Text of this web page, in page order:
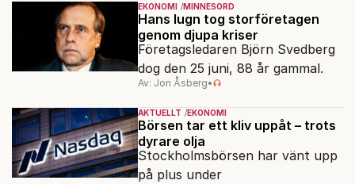
EKONOMI MINNESORD
Hans lugn tog storföretagen
genom djupa kriser
Företagsledaren Björn Svedberg
dog den 25 juni, 88 år gammal.
Av: Jon Åsberg•
AKTUELLT EKONOMI
Börsen tar ett kliv uppåt – trots
dyrare olja
Stockholmsbörsen har vänt upp
på plus under